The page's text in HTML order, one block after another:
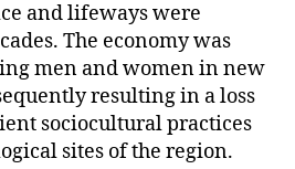
and lifeways were
The economy was
men and women in new
resulting in a loss
sociocultural practices
sites of the region.